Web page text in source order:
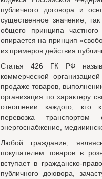
публичного договора и
существенное значение,
общего принципа
опирается на принцип
из примеров действия
Статья 426 ГК РФ
коммерческой
продаже товаров,
организация по характеру
отношении каждого, кто
перевозка
энергоснабжение,
Любой гражданин,
покупателем товаров в
вступает в гражданско-
публичного доювора,